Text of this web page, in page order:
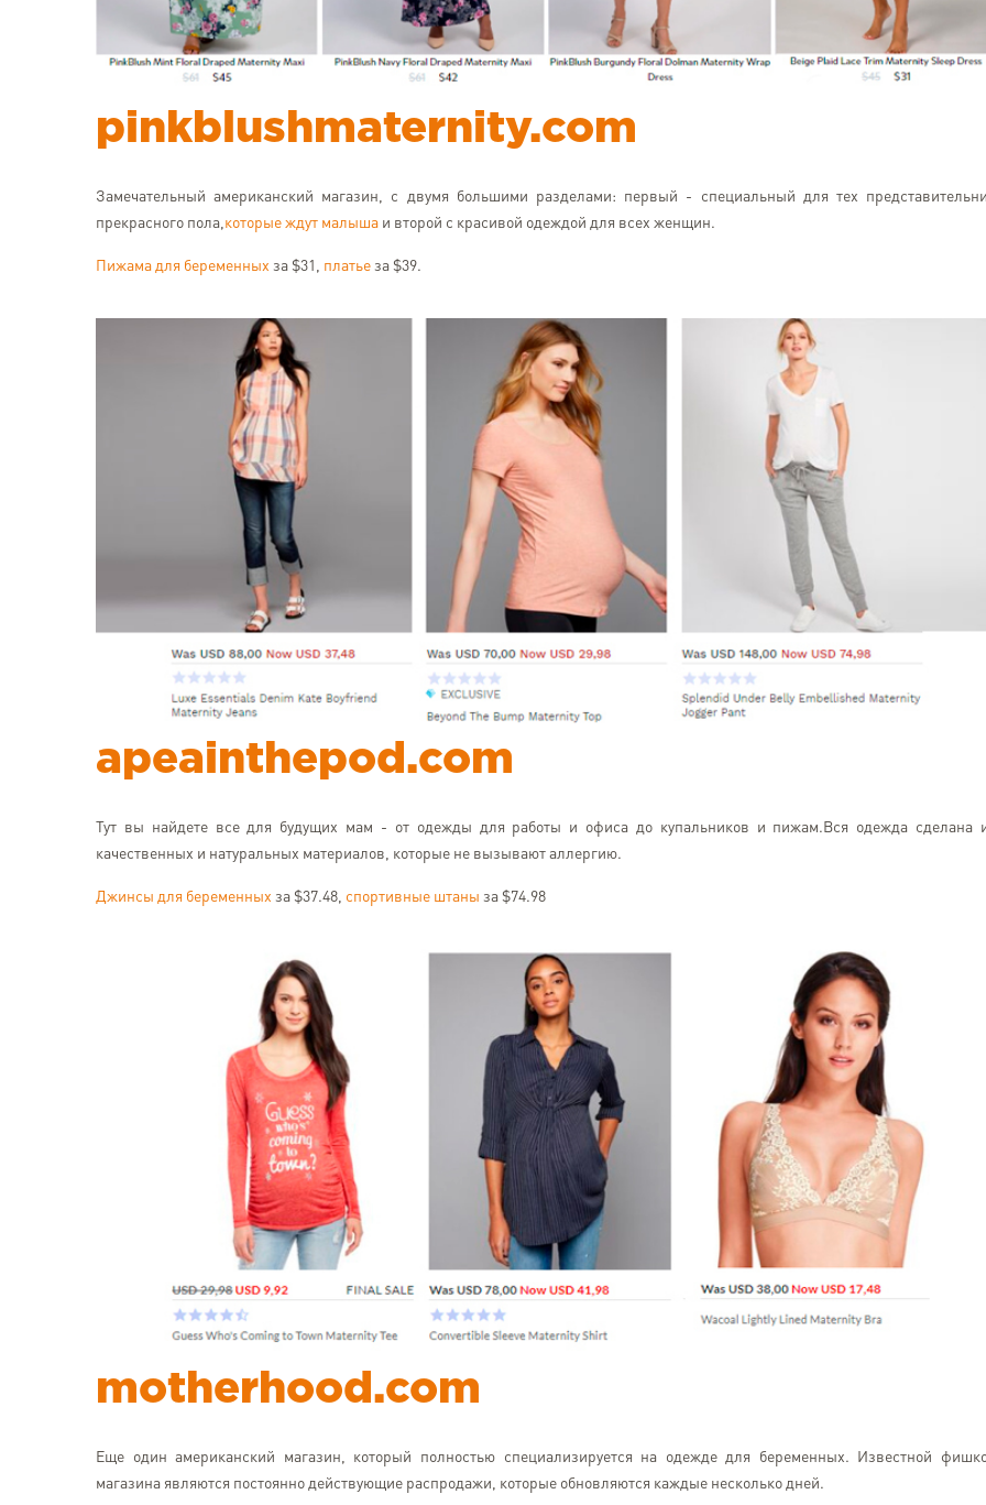
pinkblushmaternity.com
Замечательный американский магазин, с двумя большими разделами: первый - специальный для тех
прекрасного пола,которые ждут малыша и второй с красивой одеждой для всех женщин.
Пижама для беременных за $31, платье за $39.
apeainthepod.com
Тут вы найдете все для будущих мам - от одежды для работы и офиса до купальников и пижам.Вся одежда сделана
качественных и натуральных материалов, которые не вызывают аллергию.
Джинсы для беременных за $37.48, спортивные штаны за $74.98
motherhood.com
Еще один американский магазин, который полностью специализируется на одежде для беременных. Известной
магазина являются постоянно действующие распродажи, которые обновляются каждые несколько дней.